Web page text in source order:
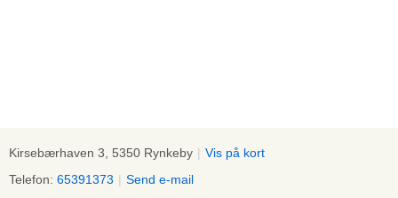
Kirsebærhaven 3, 5350 Rynkeby | Vis på kort
Telefon: 65391373 | Send e-mail